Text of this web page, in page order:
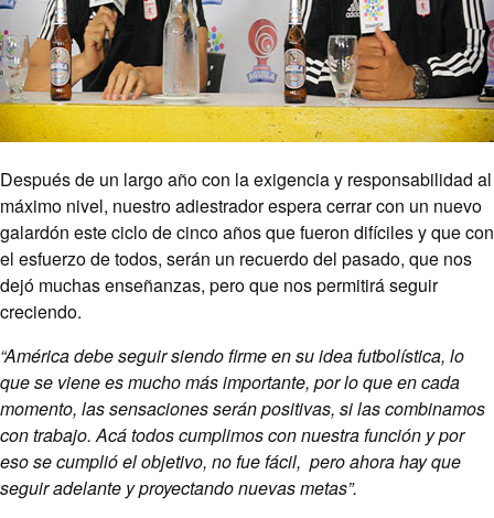
Después de un largo año con la exigencia y responsabilidad al
máximo nivel, nuestro adiestrador espera cerrar con un nuevo
galardón este ciclo de cinco años que fueron difíciles y que con
el esfuerzo de todos, serán un recuerdo del pasado, que nos
dejó muchas enseñanzas, pero que nos permitirá seguir
creciendo.
“América debe seguir siendo firme en su idea futbolística, lo
que se viene es mucho más importante, por lo que en cada
momento, las sensaciones serán positivas, si las combinamos
con trabajo. Acá todos cumplimos con nuestra función y por
eso se cumplió el objetivo, no fue fácil, pero ahora hay que
seguir adelante y proyectando nuevas metas”.